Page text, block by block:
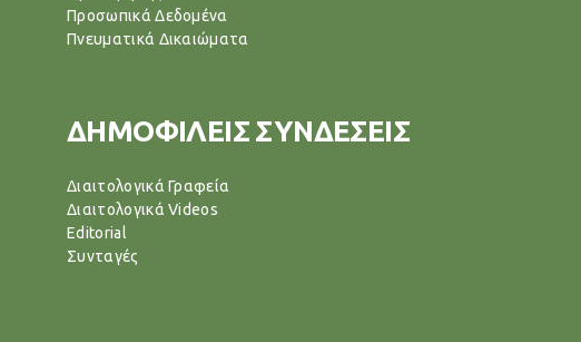
Προσωπικά Δεδομένα
Πνευματικά Δικαιώματα
ΔΗΜΟΦΙΛΕΙΣ ΣΥΝΔΕΣΕΙΣ
Διαιτολογικά Γραφεία
Διαιτολογικά Videos
Editorial
Συνταγές